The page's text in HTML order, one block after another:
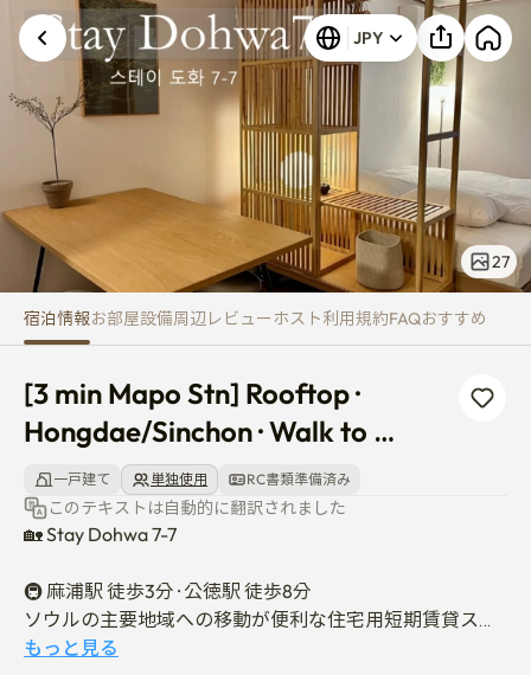
[3 min Mapo Stn] Rooftop ·
JPY
27
宿泊情報お部屋設備周辺 レビューホスト利用規約FAQおすすめ
[3 min Mapo Stn] Rooftop ·
Hongdae/Sinchon · Walk to
Sogang
一戸建て 単独使用 RC書類準備済み
このテキストは自動的に翻訳されました
🏡 Stay Dohwa 7-7
🚇 麻浦駅 徒歩3分 · 公徳駅 徒歩8分
ソウルの主要地域への移動が便利な住宅用短期賃貸スペ
ースです。
もっと見る